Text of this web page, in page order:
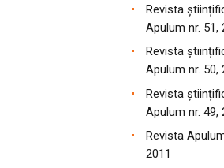
Revista
Apulum nr. 51,
Revista
Apulum nr. 50,
Revista
Apulum nr. 49,
Revista
2011